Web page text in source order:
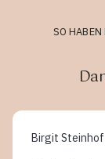
SO HABEN
Birgit